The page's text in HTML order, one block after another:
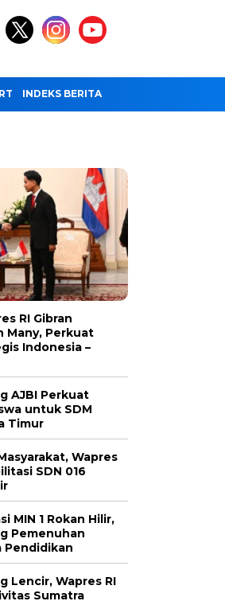
INDEKS BERITA
RI Gibran
Many, Perkuat
Indonesia –
AJBI Perkuat
untuk SDM
Timur
Wapres
SDN 016
MIN 1 Rokan Hilir,
Pemenuhan
Pendidikan
Lencir, Wapres RI
Sumatra